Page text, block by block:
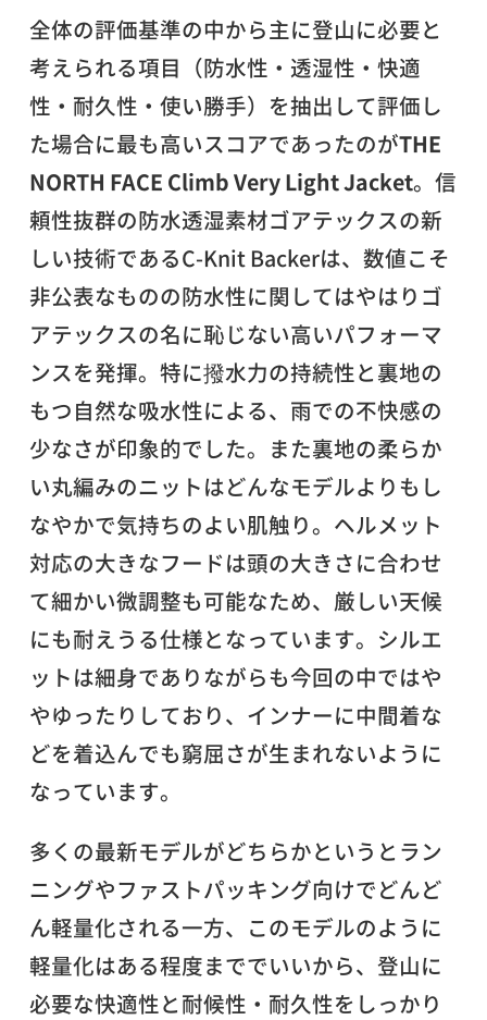
全体の評価基準の中から主に登山に必要と
考えられる項目（防水性・透湿性・快適
性・耐久性・使い勝手）を抽出して評価し
た場合に最も高いスコアであったのがTHE
NORTH FACE Climb Very Light Jacket。信
頼性抜群の防水透湿素材ゴアテックスの新
しい技術であるC-Knit Backerは、数値こそ
非公表なものの防水性に関してはやはりゴ
アテックスの名に恥じない高いパフォーマ
ンスを発揮。特に撥水力の持続性と裏地の
もつ自然な吸水性による、雨での不快感の
少なさが印象的でした。また裏地の柔らか
い丸編みのニットはどんなモデルよりもし
なやかで気持ちのよい肌触り。ヘルメット
対応の大きなフードは頭の大きさに合わせ
て細かい微調整も可能なため、厳しい天候
にも耐えうる仕様となっています。シルエ
ットは細身でありながらも今回の中ではや
やゆったりしており、インナーに中間着な
どを着込んでも窮屈さが生まれないように
なっています。
多くの最新モデルがどちらかというとラン
ニングやファストパッキング向けでどんど
ん軽量化される一方、このモデルのように
軽量化はある程度まででいいから、登山に
必要な快適性と耐候性・耐久性をしっかり